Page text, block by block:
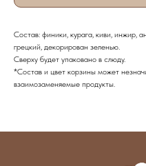
Состав: финики, курага, киви, инжир,
грецкий, декорирован зеленью.
Сверху будет упаковано в слюду.
*Состав и цвет корзины может
взаимозаменяемые продукты.